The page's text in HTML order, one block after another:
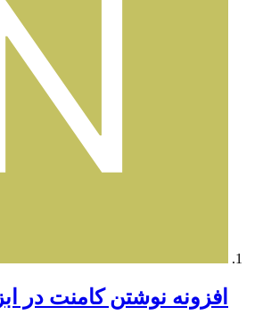
افزونه نوشتن کامنت در